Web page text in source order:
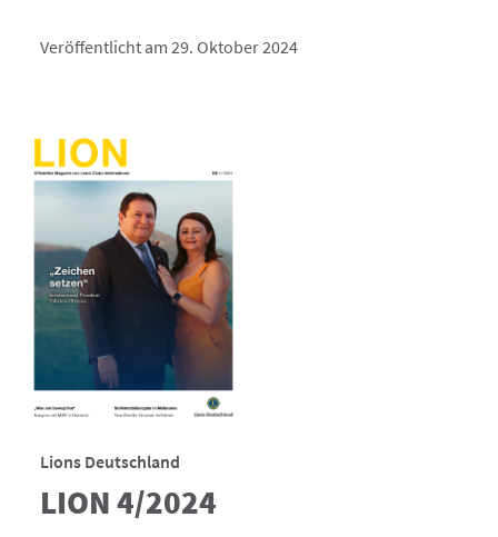
Veröffentlicht am 29. Oktober 2024
Lions Deutschland
LION 4/2024